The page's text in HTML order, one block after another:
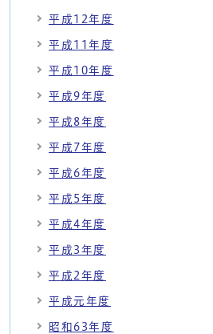
平成12年度
平成11年度
平成10年度
平成9年度
平成8年度
平成7年度
平成6年度
平成5年度
平成4年度
平成3年度
平成2年度
平成元年度
昭和63年度